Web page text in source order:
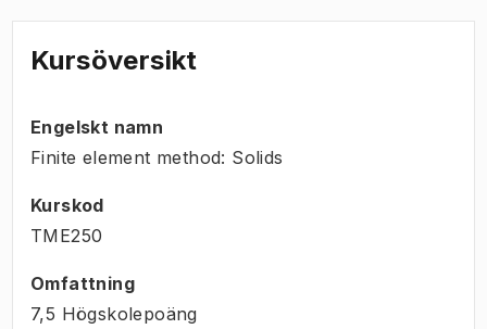
Kursöversikt
Engelskt namn
Finite element method: Solids
Kurskod
TME250
Omfattning
7,5 Högskolepoäng